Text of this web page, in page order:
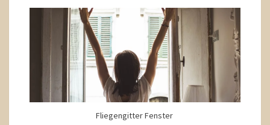
Fliegengitter Fenster